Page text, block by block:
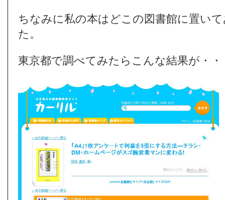
ちなみに私の本はどこの図書館に置い
た。
東京都で調べてみたらこんな結果が・・